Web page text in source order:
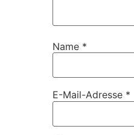
Name *
E-Mail-Adresse *